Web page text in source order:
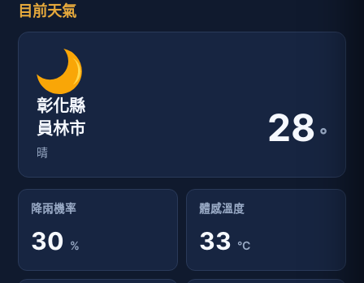
目前天氣
彰化縣
員林市
晴
28 °
降雨機率
30 %
體感溫度
33 °C